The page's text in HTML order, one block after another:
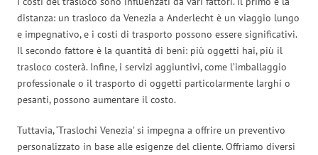
distanza: un trasloco da Venezia a Anderlecht è un viaggio lungo
e impegnativo, e i costi di trasporto possono essere significativi.
Il secondo fattore è la quantità di beni: più oggetti hai, più il
trasloco costerà. Infine, i servizi aggiuntivi, come l’imballaggio
professionale o il trasporto di oggetti particolarmente larghi o
pesanti, possono aumentare il costo.
Tuttavia, ‘Traslochi Venezia’ si impegna a offrire un preventivo
personalizzato in base alle esigenze del cliente. Offriamo diversi